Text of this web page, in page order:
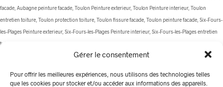
Gérer le consentement
Pour offrir les meilleures expériences, nous utilisons des technologies telles
que les cookies pour stocker et/ou accéder aux informations des appareils.
facade, Aubagne peinture facade, Toulon Peinture exterieur, Toulon Peinture interieur, Toulon
entretien toiture, Toulon protection toiture, Toulon fissure facade, Toulon peinture facade, Six-Fours-
les-Plages Peinture exterieur, Six-Fours-les-Plages Peinture interieur, Six-Fours-les-Plages entretien
toiture, Six-Fours-les-Plages protection toiture, Six-Fours-les-Plages fissure facade, Six-Fours-les-
Plages peinture facade, La Ciotat Peinture exterieur, La Ciotat Peinture interieur, La Ciotat entretien
Provence Peinture exterieur, Carnoux-en-Provence Peinture interieur, Carnoux-en-Provence